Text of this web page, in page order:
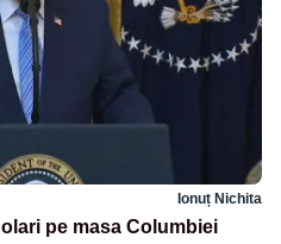
Ionuț Nichita
pe masa Columbiei